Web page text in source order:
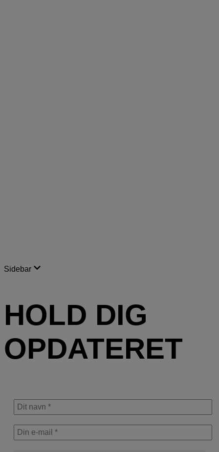
Sidebar
HOLD DIG
OPDATERET